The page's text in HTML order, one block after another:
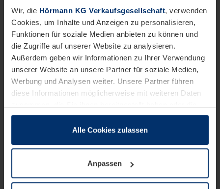
Wir, die Hörmann KG Verkaufsgesellschaft, verwenden
Cookies, um Inhalte und Anzeigen zu personalisieren,
Funktionen für soziale Medien anbieten zu können und
die Zugriffe auf unserer Website zu analysieren.
Außerdem geben wir Informationen zu Ihrer Verwendung
unserer Website an unsere Partner für soziale Medien,
Werbung und Analysen weiter. Unsere Partner führen
diese Informationen möglicherweise mit weiteren Daten
sie im Rahmen Ihrer Nutzung der Dienste gesammelt
wenn diese für den Betrieb dieser Seite unbedingt
notwendig sind. Für alle anderen Cookie-Typen benötigen
wir Ihre Erlaubnis. Ihre Einwilligung können Sie jederzeit
Alle Cookies zulassen
Anpassen